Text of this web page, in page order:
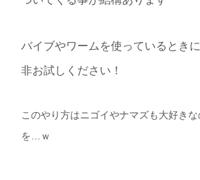
バイブやワームを使っているとき
非お試しください！
このやり方はニゴイやナマズも大好き
を…ｗ